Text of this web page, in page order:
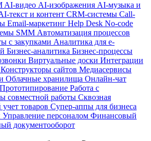
AI-видео AI-изображения AI-музыка и
текст и контент CRM-системы Call-
Email-маркетинг Help Desk No-code
SMM Автоматизация процессов
с закупками Аналитика для e-
Бизнес-аналитика Бизнес-процессы
Виртуальные доски Интеграции
Конструкторы сайтов Медиасервисы
Облачные хранилища Онлайн-чат
Прототипирование Работа с
совместной работы Сквозная
товаров Супер-аппы для бизнеса
Управление персоналом Финансовый
документооборот